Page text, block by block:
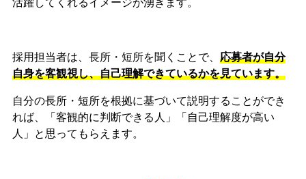
採用担当者は、長所・短所を聞くことで、 応募者が自分
自身を客観視し、自己理解できているかを見ています。
自分の長所・短所を根拠に基づいて説明することができ
れば、「客観的に判断できる人」「自己理解度が高い
人」と思ってもらえます。